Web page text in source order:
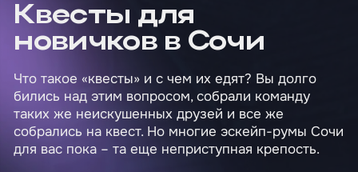
Квесты для
новичков в Сочи
Что такое «квесты» и с чем их едят? Вы долго
бились над этим вопросом, собрали команду
таких же неискушенных друзей и все же
собрались на квест. Но многие эскейп-румы Сочи
для вас пока – та еще неприступная крепость.